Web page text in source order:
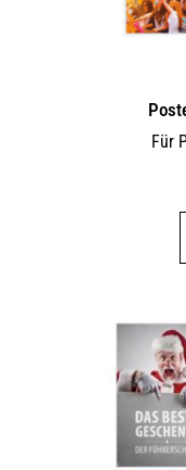
Für